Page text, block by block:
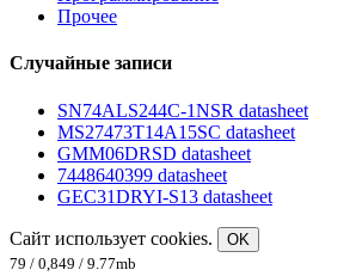
Прочее
Случайные записи
SN74ALS244C-1NSR datasheet
MS27473T14A15SC datasheet
GMM06DRSD datasheet
7448640399 datasheet
GEC31DRYI-S13 datasheet
Сайт использует cookies.
OK
79 / 0,849 / 9.77mb